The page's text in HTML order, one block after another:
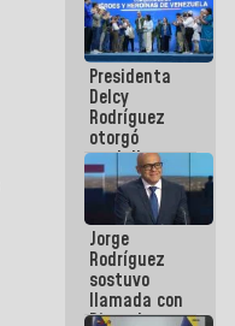
Mayor
Eléctrico
para
abordar
planes de
acción
Presidenta
Delcy
Rodríguez
otorgó
medalla
"Héroe de
Venezuela"
a servidores
públicos
Jorge
Rodríguez
sostuvo
llamada con